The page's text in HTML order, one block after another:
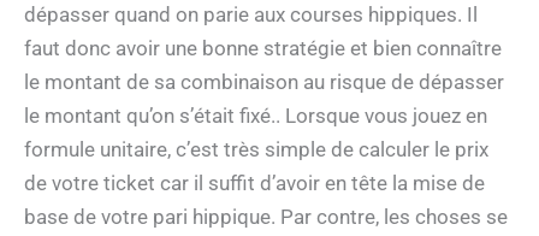
dépasser quand on parie aux courses hippiques. Il
faut donc avoir une bonne stratégie et bien connaître
le montant de sa combinaison au risque de dépasser
le montant qu’on s’était fixé.. Lorsque vous jouez en
formule unitaire, c’est très simple de calculer le prix
de votre ticket car il suffit d’avoir en tête la mise de
base de votre pari hippique. Par contre, les choses se